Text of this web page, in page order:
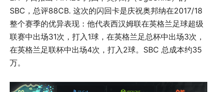
SBC，总评88CB. 这次的闪回卡是庆祝奥邦纳在2017/18
整个赛季的优异表现：他代表西汉姆联在英格兰足球超级
联赛中出场31次，打入1球，在英格兰足总杯中出场3次，
在英格兰足联杯中出场4次，打入2球。SBC 总成本约35
万。